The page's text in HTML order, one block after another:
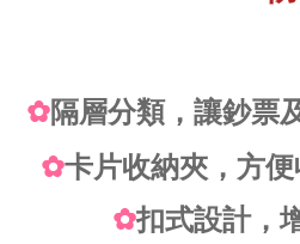
✿隔層分類，讓鈔票
✿卡片收納夾，方
✿扣式設計，